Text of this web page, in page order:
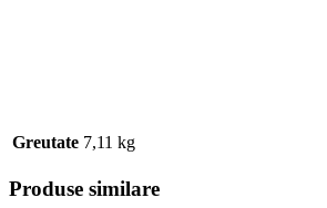
Greutate 7,11 kg
Produse similare